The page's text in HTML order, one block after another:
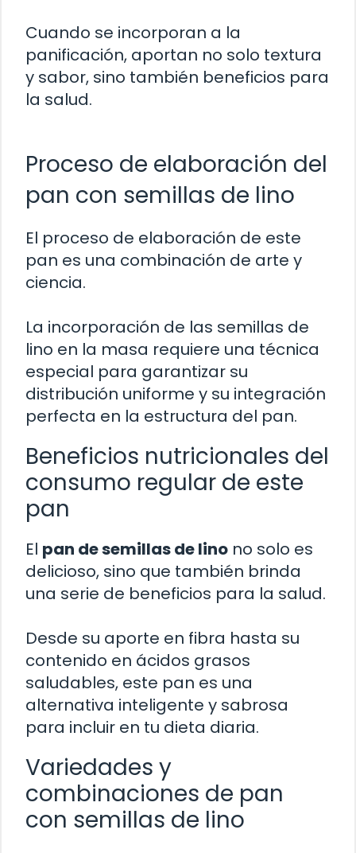
Cuando se incorporan a la
panificación, aportan no solo textura
y sabor, sino también beneficios para
la salud.
Proceso de elaboración del
pan con semillas de lino
El proceso de elaboración de este
pan es una combinación de arte y
ciencia.
La incorporación de las semillas de
lino en la masa requiere una técnica
especial para garantizar su
distribución uniforme y su integración
perfecta en la estructura del pan.
Beneficios nutricionales del
consumo regular de este
pan
El pan de semillas de lino no solo es
delicioso, sino que también brinda
una serie de beneficios para la salud.
Desde su aporte en fibra hasta su
contenido en ácidos grasos
saludables, este pan es una
alternativa inteligente y sabrosa
para incluir en tu dieta diaria.
Variedades y
combinaciones de pan
con semillas de lino